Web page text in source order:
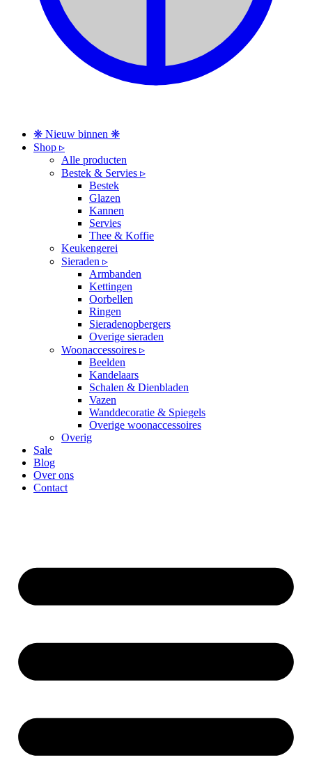
❋ Nieuw binnen ❋
Shop ▹
Alle producten
Bestek & Servies ▹
Bestek
Glazen
Kannen
Servies
Thee & Koffie
Keukengerei
Sieraden ▹
Armbanden
Kettingen
Oorbellen
Ringen
Sieradenopbergers
Overige sieraden
Woonaccessoires ▹
Beelden
Kandelaars
Schalen & Dienbladen
Vazen
Wanddecoratie & Spiegels
Overige woonaccessoires
Overig
Sale
Blog
Over ons
Contact